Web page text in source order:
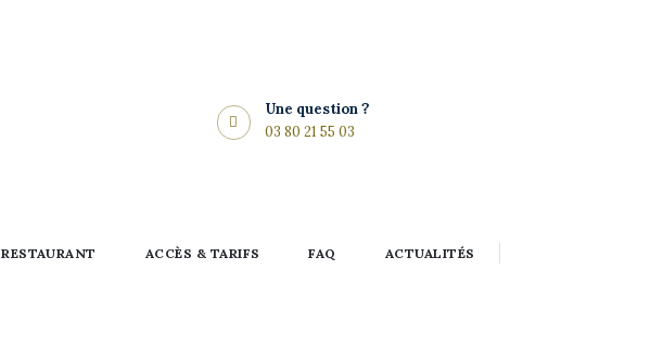
Une question ?
03 80 21 55 03
RESTAURANT ACCÈS & TARIFS FAQ ACTUALITÉS